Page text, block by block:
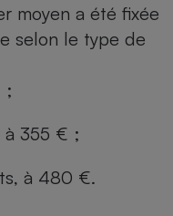
moyen a été fixée
selon le type de
;
à 355 € ;
à 480 €.